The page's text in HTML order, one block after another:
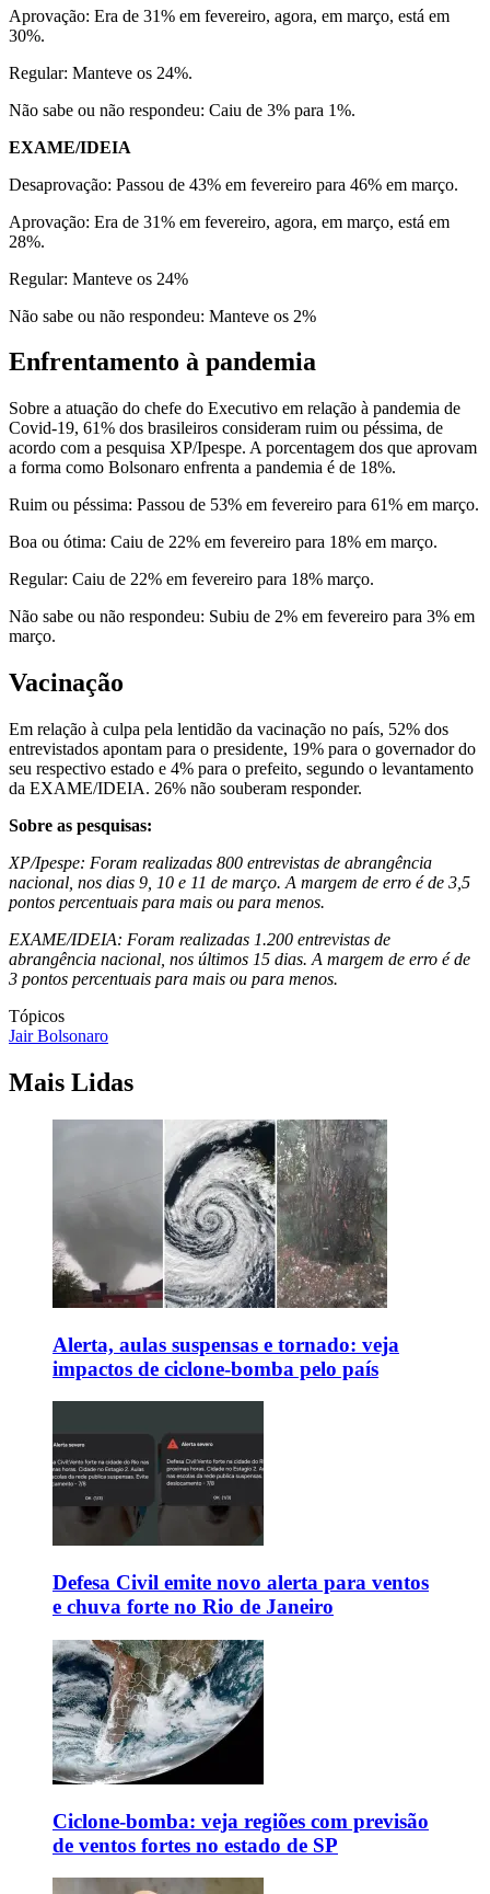
Aprovação: Era de 31% em fevereiro, agora, em março, está em
30%.
Regular: Manteve os 24%.
Não sabe ou não respondeu: Caiu de 3% para 1%.
EXAME/IDEIA
Desaprovação: Passou de 43% em fevereiro para 46% em março.
Aprovação: Era de 31% em fevereiro, agora, em março, está em
28%.
Regular: Manteve os 24%
Não sabe ou não respondeu: Manteve os 2%
Enfrentamento à pandemia
Sobre a atuação do chefe do Executivo em relação à pandemia de
Covid-19, 61% dos brasileiros consideram ruim ou péssima, de
acordo com a pesquisa XP/Ipespe. A porcentagem dos que aprovam
a forma como Bolsonaro enfrenta a pandemia é de 18%.
Ruim ou péssima: Passou de 53% em fevereiro para 61% em março.
Boa ou ótima: Caiu de 22% em fevereiro para 18% em março.
Regular: Caiu de 22% em fevereiro para 18% março.
Não sabe ou não respondeu: Subiu de 2% em fevereiro para 3% em
março.
Vacinação
Em relação à culpa pela lentidão da vacinação no país, 52% dos
entrevistados apontam para o presidente, 19% para o governador do
seu respectivo estado e 4% para o prefeito, segundo o levantamento
da EXAME/IDEIA. 26% não souberam responder.
Sobre as pesquisas:
XP/Ipespe: Foram realizadas 800 entrevistas de abrangência
nacional, nos dias 9, 10 e 11 de março. A margem de erro é de 3,5
pontos percentuais para mais ou para menos.
EXAME/IDEIA: Foram realizadas 1.200 entrevistas de
abrangência nacional, nos últimos 15 dias. A margem de erro é de
3 pontos percentuais para mais ou para menos.
Tópicos
Jair Bolsonaro
Mais Lidas
Alerta, aulas suspensas e tornado: veja
impactos de ciclone-bomba pelo país
Defesa Civil emite novo alerta para ventos
e chuva forte no Rio de Janeiro
Ciclone-bomba: veja regiões com previsão
de ventos fortes no estado de SP